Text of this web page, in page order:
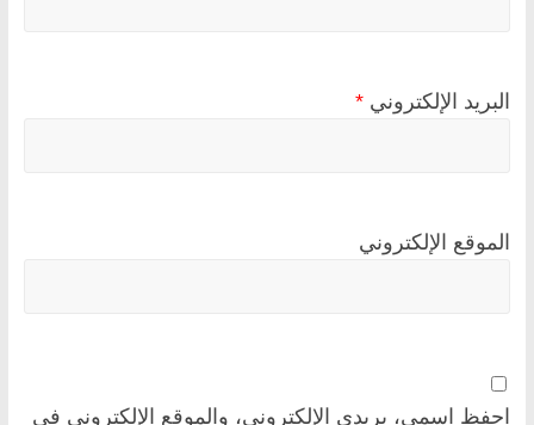
البريد الإلكتروني *
الموقع الإلكتروني
احفظ اسمي، بريدي الإلكتروني، والموقع الإلكتروني في